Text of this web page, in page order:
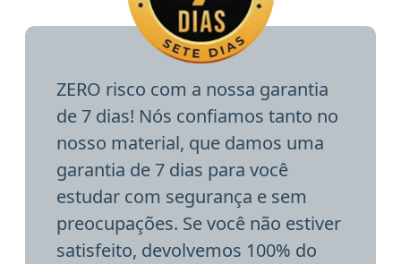
ZERO risco com a nossa garantia
de 7 dias! Nós confiamos tanto no
nosso material, que damos uma
garantia de 7 dias para você
estudar com segurança e sem
preocupações. Se você não estiver
satisfeito, devolvemos 100% do